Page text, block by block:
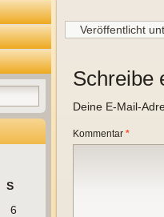
S
6
Veröffentlicht
Schreibe
Deine E-Mail-
Kommentar *